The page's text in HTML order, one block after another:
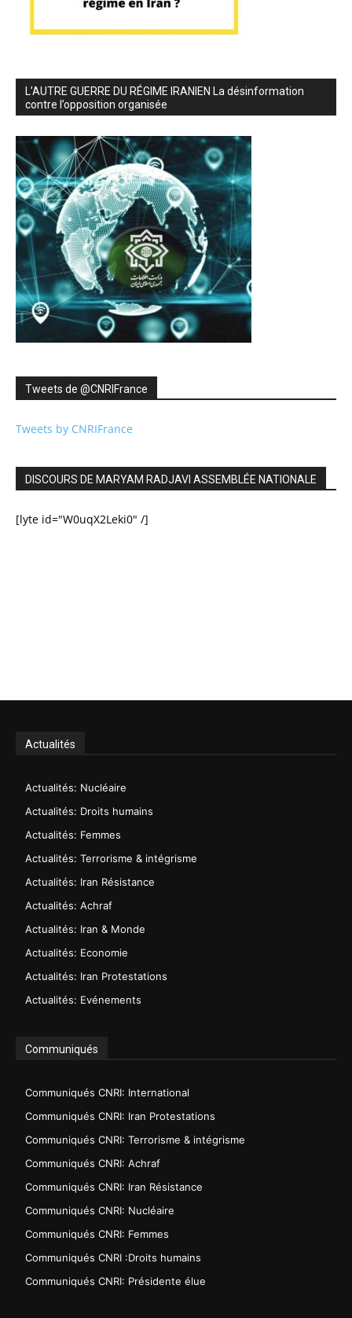
L’AUTRE GUERRE DU RÉGIME IRANIEN La désinformation
contre l’opposition organisée
Tweets de ‎@CNRIFrance
Tweets by CNRIFrance
DISCOURS DE MARYAM RADJAVI ASSEMBLÉE NATIONALE
[lyte id="W0uqX2Leki0" /]
Actualités
Actualités: Nucléaire
Actualités: Droits humains
Actualités: Femmes
Actualités: Terrorisme & intégrisme
Actualités: Iran Résistance
Actualités: Achraf
Actualités: Iran & Monde
Actualités: Economie
Actualités: Iran Protestations
Actualités: Evénements
Communiqués
Communiqués CNRI: International
Communiqués CNRI: Iran Protestations
Communiqués CNRI: Terrorisme & intégrisme
Communiqués CNRI: Achraf
Communiqués CNRI: Iran Résistance
Communiqués CNRI: Nucléaire
Communiqués CNRI: Femmes
Communiqués CNRI :Droits humains
Communiqués CNRI: Présidente élue